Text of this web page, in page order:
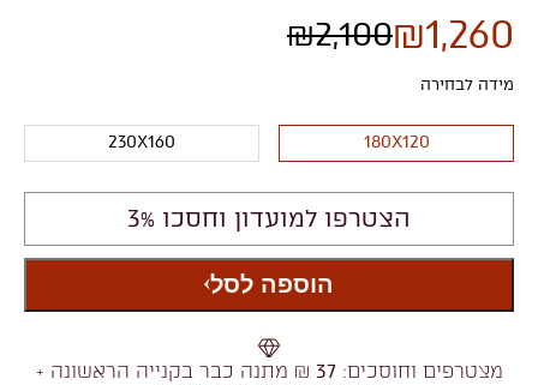
₪2,100₪1,260
מידה לבחירה
180X120
230X160
הצטרפו למועדון וחסכו 3%
הוספה לסל
מצטרפים וחוסכים:37 ₪ מתנה כבר בקנייה הראשונה +